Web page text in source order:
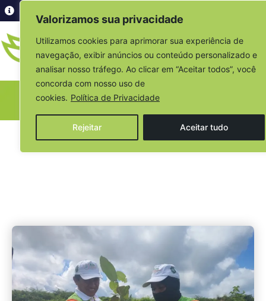
Valorizamos sua privacidade
Utilizamos cookies para aprimorar sua experiência de
navegação, exibir anúncios ou conteúdo personalizado e
analisar nosso tráfego. Ao clicar em “Aceitar todos”, você
concorda com nosso uso de
cookies. Política de Privacidade
Rejeitar Aceitar tudo
Sala de Imprensa